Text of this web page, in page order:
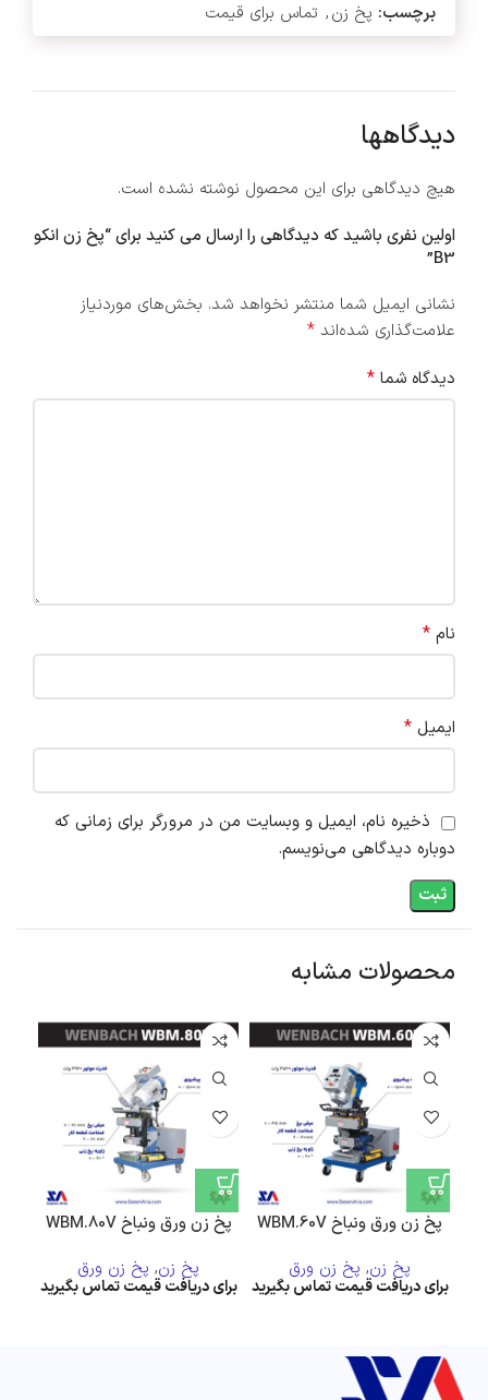
برچسب: پخ زن, تماس برای قیمت
دیدگاهها
هیچ دیدگاهی برای این محصول نوشته نشده است.
اولین نفری باشید که دیدگاهی را ارسال می کنید برای “پخ زن انکو
B3”
نشانی ایمیل شما منتشر نخواهد شد. بخش‌های موردنیاز
علامت‌گذاری شده‌اند *
دیدگاه شما *
نام *
ایمیل *
ذخیره نام، ایمیل و وبسایت من در مرورگر برای زمانی که
دوباره دیدگاهی می‌نویسم.
محصولات مشابه
پخ‌ زن ورق ونباخ WBM.60V
پخ زن, پخ زن ورق
پخ‌ زن ورق ونباخ WBM.80V
پخ زن, پخ زن ورق